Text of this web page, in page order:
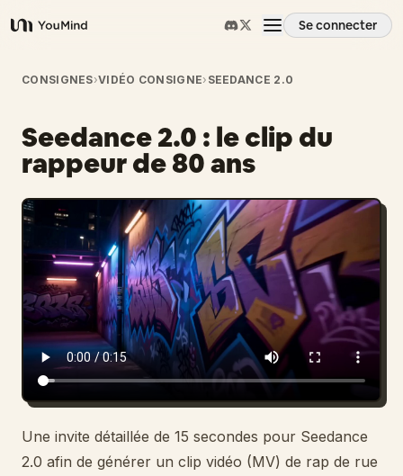
YouMind
Se connecter
Aperçu
Cas d'usage
Compétences
Invites
Tarifs
Télécharger
Blog
CONSIGNES›VIDÉO CONSIGNE› SEEDANCE 2.0
Seedance 2.0 : le clip du
rappeur de 80 ans
Une invite détaillée de 15 secondes pour Seedance
2.0 afin de générer un clip vidéo (MV) de rap de rue